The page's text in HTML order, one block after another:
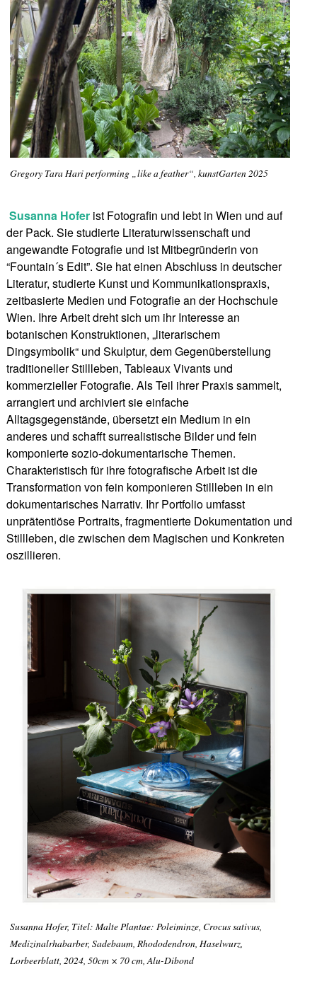
Gregory Tara Hari performing „like a feather“, kunstGarten 2025
Susanna Hoferist Fotografin und lebt in Wien und auf
der Pack. Sie studierte Literaturwissenschaft und
angewandte Fotografie und ist Mitbegründerin von
“Fountain´s Edit”. Sie hat einen Abschluss in deutscher
Literatur, studierte Kunst und Kommunikationspraxis,
zeitbasierte Medien und Fotografie an der Hochschule
Wien. Ihre Arbeit dreht sich um ihr Interesse an
botanischen Konstruktionen, „literarischem
Dingsymbolik“ und Skulptur, dem Gegenüberstellung
traditioneller Stillleben, Tableaux Vivants und
kommerzieller Fotografie. Als Teil ihrer Praxis sammelt,
arrangiert und archiviert sie einfache
Alltagsgegenstände, übersetzt ein Medium in ein
anderes und schafft surrealistische Bilder und fein
komponierte sozio-dokumentarische Themen.
Charakteristisch für ihre fotografische Arbeit ist die
Transformation von fein komponieren Stillleben in ein
dokumentarisches Narrativ. Ihr Portfolio umfasst
unprätentiöse Portraits, fragmentierte Dokumentation und
Stillleben, die zwischen dem Magischen und Konkreten
oszillieren.
Susanna Hofer, Titel: Malte Plantae: Poleiminze, Crocus sativus,
Medizinalrhabarber, Sadebaum, Rhododendron, Haselwurz,
Lorbeerblatt, 2024, 50cm × 70 cm, Alu-Dibond